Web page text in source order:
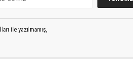
ile yazılmamış,